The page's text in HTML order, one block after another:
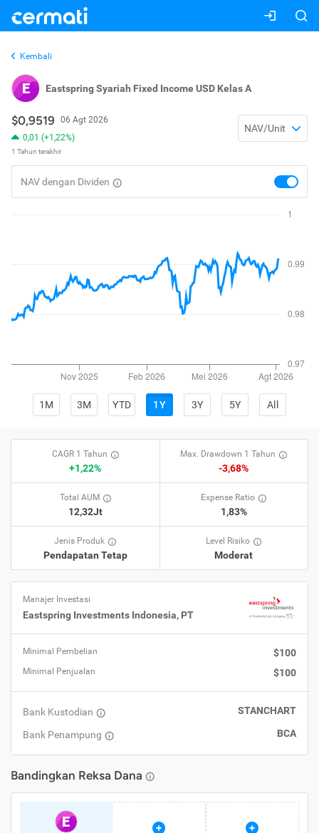
Kembali
E Eastspring Syariah Fixed Income USD Kelas A
$0,9519
06 Agt 2026
0,01 (+1,22%)
1 Tahun terakhir
NAV/Unit
NAV dengan Dividen
toggle
nav
1M 3M YTD 1Y 3Y 5Y All
CAGR 1 Tahun
+1,22%
Max. Drawdown 1 Tahun
-3,68%
Total AUM
12,32Jt
Expense Ratio
1,83%
Jenis Produk
Pendapatan Tetap
Level Risiko
Moderat
Manajer Investasi
Eastspring Investments Indonesia, PT
Minimal Pembelian $100
Minimal Penjualan $100
Bank Kustodian STANCHART
Bank Penampung BCA
Bandingkan Reksa Dana
E